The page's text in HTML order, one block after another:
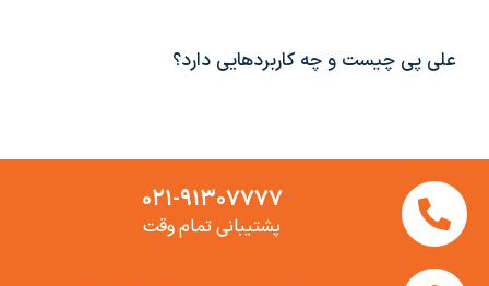
علی پی چیست و چه کاربردهایی دارد؟
۰۲۱-۹۱۳۰۷۷۷۷
پشتیبانی تمام وقت